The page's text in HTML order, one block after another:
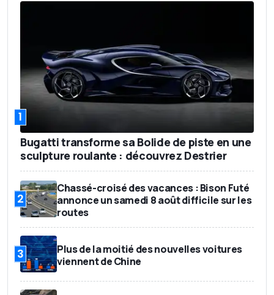
1
Bugatti transforme sa Bolide de piste en une
sculpture roulante : découvrez Destrier
2
Chassé-croisé des vacances : Bison Futé
annonce un samedi 8 août difficile sur les
routes
3
Plus de la moitié des nouvelles voitures
viennent de Chine